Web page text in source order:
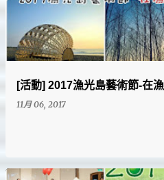
[活動] 2017漁光島藝術節-在
11月 06, 2017